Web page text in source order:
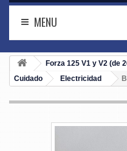
MENU
Forza 125 V1 y V2 (de
Cuidado
Electricidad